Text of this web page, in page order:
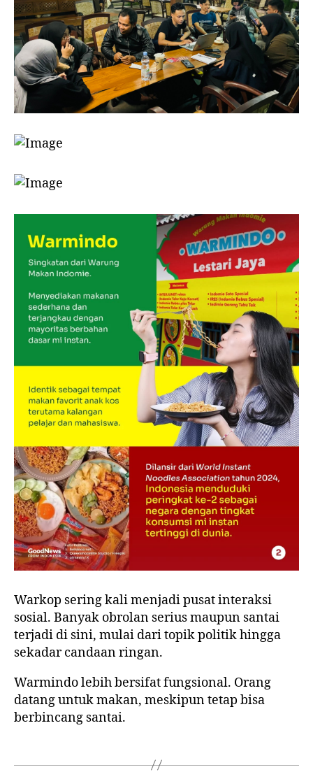
Warkop sering kali menjadi pusat interaksi
sosial. Banyak obrolan serius maupun santai
terjadi di sini, mulai dari topik politik hingga
sekadar candaan ringan.
Warmindo lebih bersifat fungsional. Orang
datang untuk makan, meskipun tetap bisa
berbincang santai.